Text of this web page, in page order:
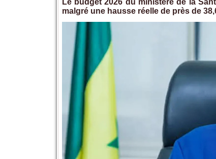
Le budget 2026 du ministère de la
malgré une hausse réelle de près de